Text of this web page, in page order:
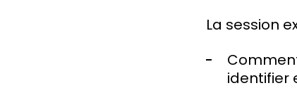
La session
identifier